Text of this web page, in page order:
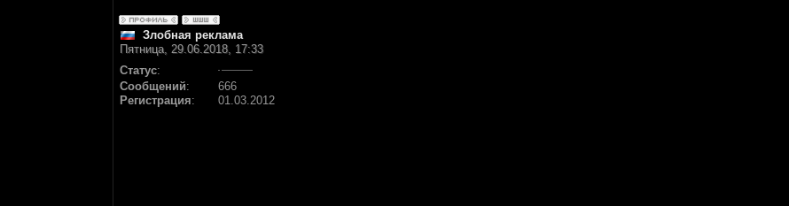
Злобная реклама
Пятница, 29.06.2018, 17:33
Статус:
Сообщений:
666
Регистрация: 01.03.2012